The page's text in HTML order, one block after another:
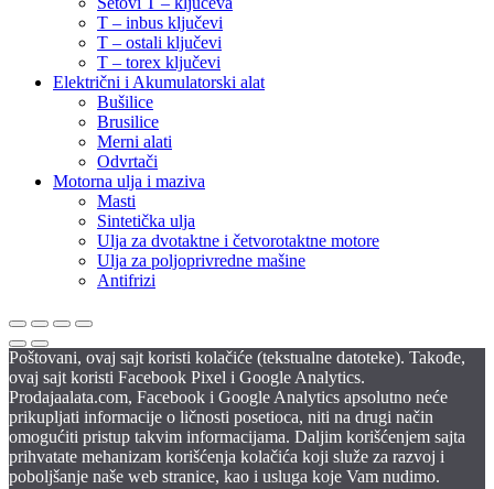
T – inbus ključevi
T – ostali ključevi
T – torex ključevi
Električni i Akumulatorski alat
Bušilice
Brusilice
Merni alati
Odvrtači
Motorna ulja i maziva
Masti
Sintetička ulja
Ulja za dvotaktne i četvorotaktne motore
Ulja za poljoprivredne mašine
Antifrizi
Poštovani, ovaj sajt koristi kolačiće (tekstualne datoteke). Takođe,
ovaj sajt koristi Facebook Pixel i Google Analytics.
Prodajaalata.com, Facebook i Google Analytics apsolutno neće
prikupljati informacije o ličnosti posetioca, niti na drugi način
omogućiti pristup takvim informacijama. Daljim korišćenjem sajta
prihvatate mehanizam korišćenja kolačića koji služe za razvoj i
poboljšanje naše web stranice, kao i usluga koje Vam nudimo.